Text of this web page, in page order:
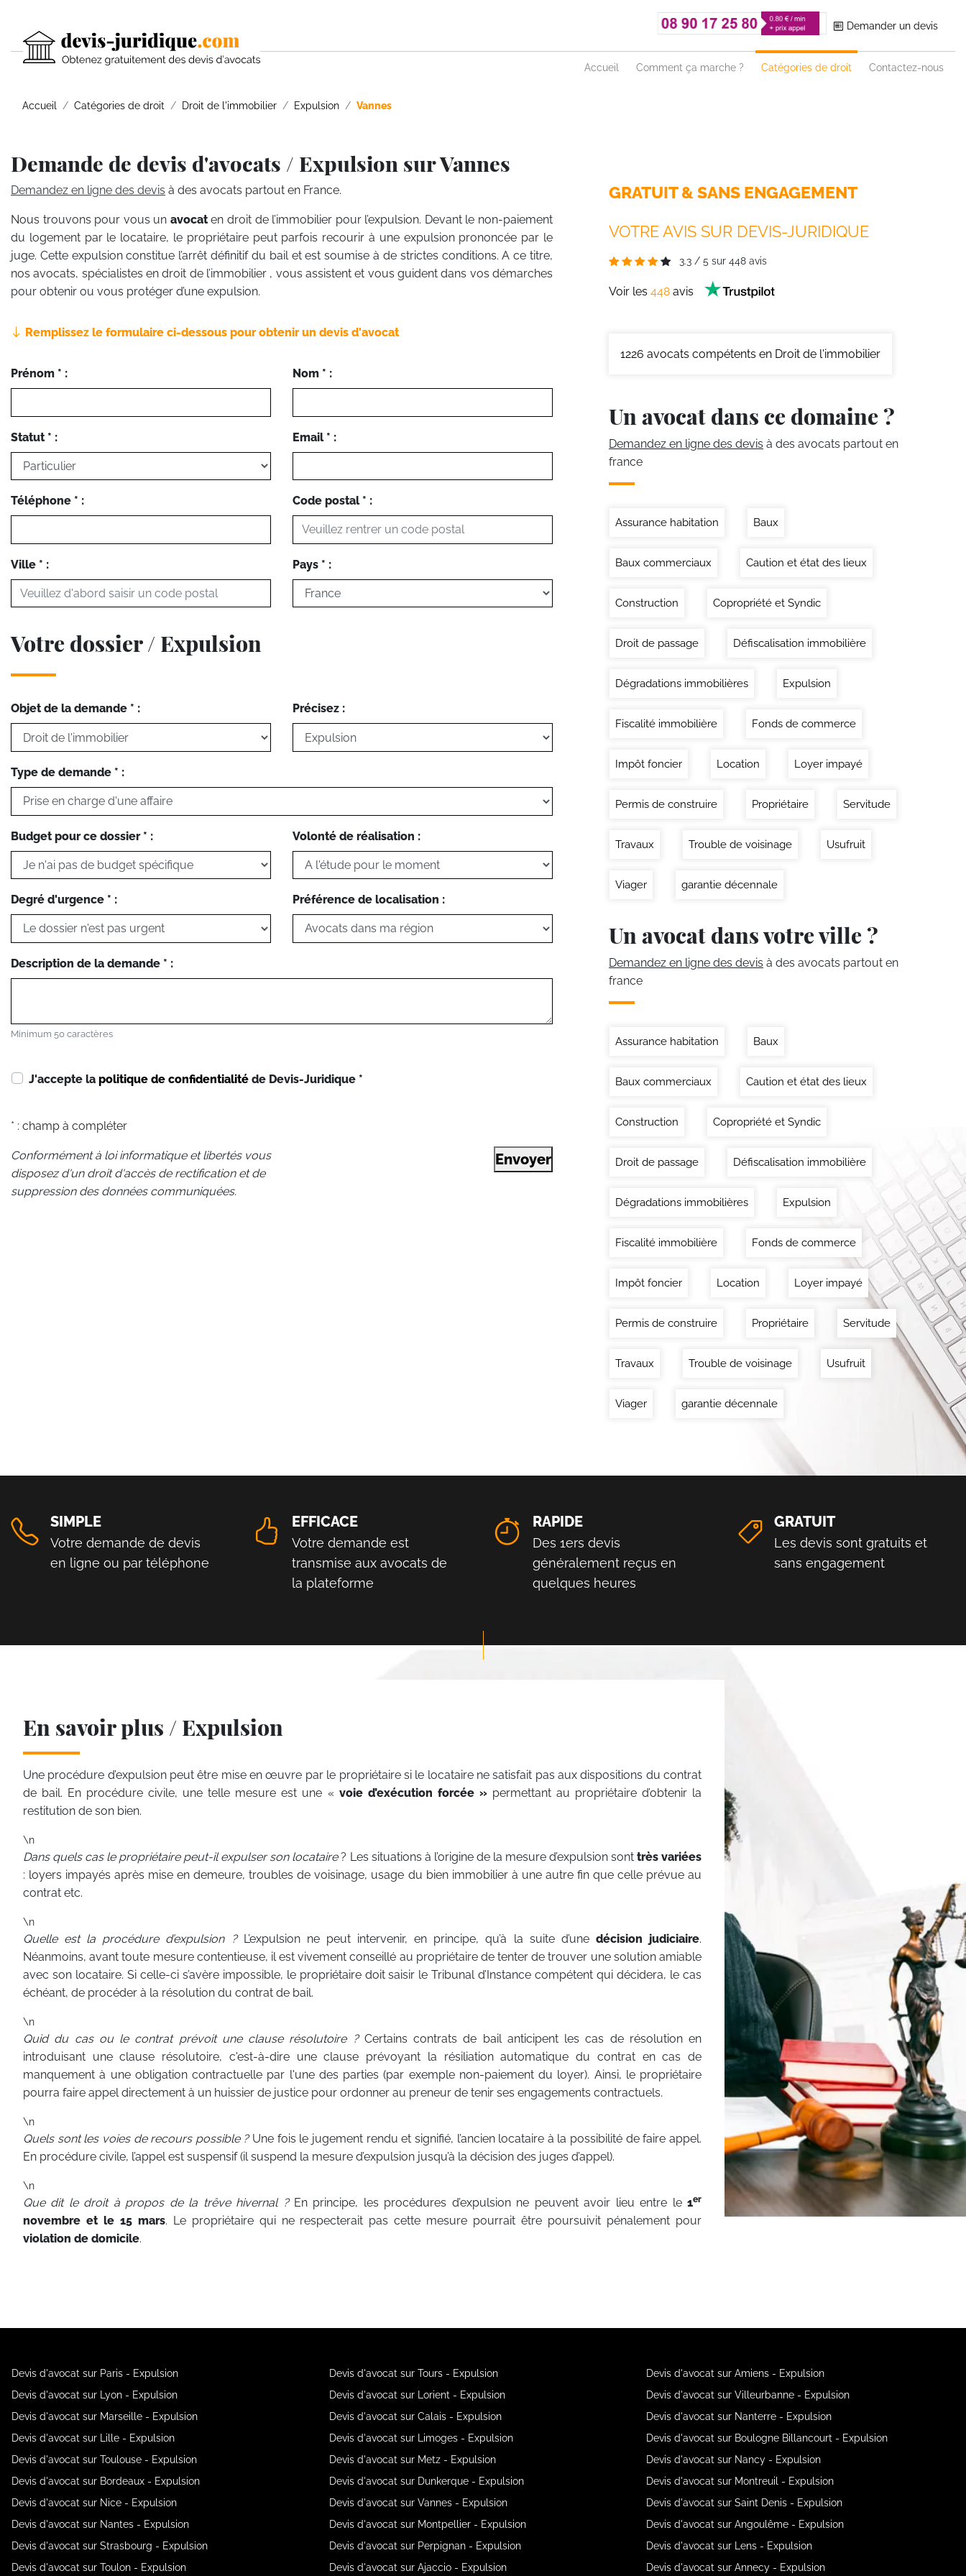
Demander un devis
Accueil Comment ça marche ? Catégories de droit Contactez-nous
Accueil Catégories de droit Droit de l'immobilier Expulsion Vannes
Demande de devis d'avocats / Expulsion sur Vannes
Demandez en ligne des devis à des avocats partout en France.
Nous trouvons pour vous un avocaten droit de l’immobilier pour l’expulsion. Devant le non-paiement
du logement par le locataire, le propriétaire peut parfois recourir à une expulsion prononcée par le
juge. Cette expulsion constitue l’arrêt définitif du bail et est soumise à de strictes conditions. A ce titre,
nos avocats, spécialistes en droit de l’immobilier , vous assistent et vous guident dans vos démarches
pour obtenir ou vous protéger d’une expulsion.
Remplissez le formulaire ci-dessous pour obtenir un devis d'avocat
Prénom * : Nom * :
Statut * : Email * :
Téléphone * : Code postal * :
Ville * : Pays * :
Votre dossier / Expulsion
Objet de la demande * : Précisez :
Type de demande * :
Budget pour ce dossier * : Volonté de réalisation :
Degré d'urgence * : Préférence de localisation :
Description de la demande * :
Minimum 50 caractères
J'accepte la politique de confidentialité de Devis-Juridique *
* : champ à compléter
Conformément à loi informatique et libertés vous
disposez d'un droit d'accès de rectification et de
suppression des données communiquées.
Envoyer
GRATUIT & SANS ENGAGEMENT
VOTRE AVIS SUR DEVIS-JURIDIQUE
3.3 / 5 sur 448 avis
Voir les 448 avis
1226 avocats compétents en Droit de l'immobilier
Un avocat dans ce domaine ?
Demandez en ligne des devis à des avocats partout en
france
Assurance habitation Baux
Baux commerciaux Caution et état des lieux
Construction Copropriété et Syndic
Droit de passage Défiscalisation immobilière
Dégradations immobilières Expulsion
Fiscalité immobilière Fonds de commerce
Impôt foncier Location Loyer impayé
Permis de construire Propriétaire Servitude
Travaux Trouble de voisinage Usufruit
Viager garantie décennale
Un avocat dans votre ville ?
Demandez en ligne des devis à des avocats partout en
france
Assurance habitation Baux
Baux commerciaux Caution et état des lieux
Construction Copropriété et Syndic
Droit de passage Défiscalisation immobilière
Dégradations immobilières Expulsion
Fiscalité immobilière Fonds de commerce
Impôt foncier Location Loyer impayé
Permis de construire Propriétaire Servitude
Travaux Trouble de voisinage Usufruit
Viager garantie décennale
SIMPLE
Votre demande de devis
en ligne ou par téléphone
EFFICACE
Votre demande est
transmise aux avocats de
la plateforme
RAPIDE
Des 1ers devis
généralement reçus en
quelques heures
GRATUIT
Les devis sont gratuits et
sans engagement
En savoir plus / Expulsion
Une procédure d’expulsion peut être mise en œuvre par le propriétaire si le locataire ne satisfait pas aux dispositions du contrat
de bail. En procédure civile, une telle mesure est une « voie d’exécution forcée »permettant au propriétaire d’obtenir la
restitution de son bien.
\n
Dans quels cas le propriétaire peut-il expulser son locataire? Les situations à l’origine de la mesure d’expulsion sont très variées
: loyers impayés après mise en demeure, troubles de voisinage, usage du bien immobilier à une autre fin que celle prévue au
contrat etc.
\n
Quelle est la procédure d’expulsion ? L’expulsion ne peut intervenir, en principe, qu’à la suite d’une décision judiciaire.
Néanmoins, avant toute mesure contentieuse, il est vivement conseillé au propriétaire de tenter de trouver une solution amiable
avec son locataire. Si celle-ci s’avère impossible, le propriétaire doit saisir le Tribunal d’Instance compétent qui décidera, le cas
échéant, de procéder à la résolution du contrat de bail.
\n
Quid du cas ou le contrat prévoit une clause résolutoire ?Certains contrats de bail anticipent les cas de résolution en
introduisant une clause résolutoire, c'est-à-dire une clause prévoyant la résiliation automatique du contrat en cas de
manquement à une obligation contractuelle par l'une des parties (par exemple non-paiement du loyer). Ainsi, le propriétaire
pourra faire appel directement à un huissier de justice pour ordonner au preneur de tenir ses engagements contractuels.
\n
Quels sont les voies de recours possible ?Une fois le jugement rendu et signifié, l’ancien locataire à la possibilité de faire appel.
En procédure civile, l’appel est suspensif (il suspend la mesure d’expulsion jusqu’à la décision des juges d’appel).
\n
Que dit le droit à propos de la trêve hivernal ?En principe, les procédures d’expulsion ne peuvent avoir lieu entre le1er
novembre et le 15 mars. Le propriétaire qui ne respecterait pas cette mesure pourrait être poursuivit pénalement pour
violation de domicile.
Devis d'avocat sur Paris - Expulsion
Devis d'avocat sur Lyon - Expulsion
Devis d'avocat sur Marseille - Expulsion
Devis d'avocat sur Lille - Expulsion
Devis d'avocat sur Toulouse - Expulsion
Devis d'avocat sur Bordeaux - Expulsion
Devis d'avocat sur Nice - Expulsion
Devis d'avocat sur Nantes - Expulsion
Devis d'avocat sur Strasbourg - Expulsion
Devis d'avocat sur Toulon - Expulsion
Devis d'avocat sur Tours - Expulsion
Devis d'avocat sur Lorient - Expulsion
Devis d'avocat sur Calais - Expulsion
Devis d'avocat sur Limoges - Expulsion
Devis d'avocat sur Metz - Expulsion
Devis d'avocat sur Dunkerque - Expulsion
Devis d'avocat sur Vannes - Expulsion
Devis d'avocat sur Montpellier - Expulsion
Devis d'avocat sur Perpignan - Expulsion
Devis d'avocat sur Ajaccio - Expulsion
Devis d'avocat sur Amiens - Expulsion
Devis d'avocat sur Villeurbanne - Expulsion
Devis d'avocat sur Nanterre - Expulsion
Devis d'avocat sur Boulogne Billancourt - Expulsion
Devis d'avocat sur Nancy - Expulsion
Devis d'avocat sur Montreuil - Expulsion
Devis d'avocat sur Saint Denis - Expulsion
Devis d'avocat sur Angoulême - Expulsion
Devis d'avocat sur Lens - Expulsion
Devis d'avocat sur Annecy - Expulsion